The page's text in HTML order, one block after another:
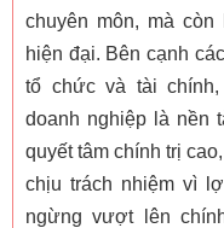
chuyên môn, mà
hiện đại. Bên cạnh
tổ chức và tài chính,
doanh nghiệp là nền
quyết tâm chính trị
chịu trách nhiệm vì
ngừng vượt lên